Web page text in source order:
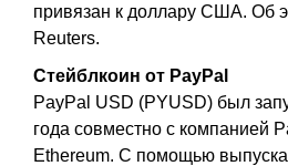
привязан к доллару США. Об
Reuters.
Стейблкоин от PayPal
PayPal USD (PYUSD) был
года совместно с компанией
Ethereum. С помощью выпуска